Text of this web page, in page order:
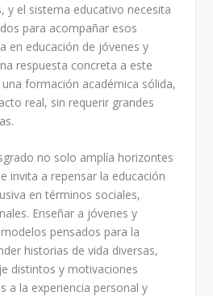
y el sistema educativo necesita
para acompañar esos
en educación de jóvenes y
respuesta concreta a este
formación académica sólida,
real, sin requerir grandes
no solo amplía horizontes
invita a repensar la educación
en términos sociales,
Enseñar a jóvenes y
pensados para la
historias de vida diversas,
distintos y motivaciones
a la experiencia personal y